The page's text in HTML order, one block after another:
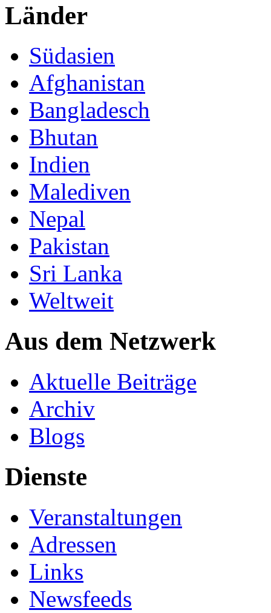
Länder
Südasien
Afghanistan
Bangladesch
Bhutan
Indien
Malediven
Nepal
Pakistan
Sri Lanka
Weltweit
Aus dem Netzwerk
Aktuelle Beiträge
Archiv
Blogs
Dienste
Veranstaltungen
Adressen
Links
Newsfeeds